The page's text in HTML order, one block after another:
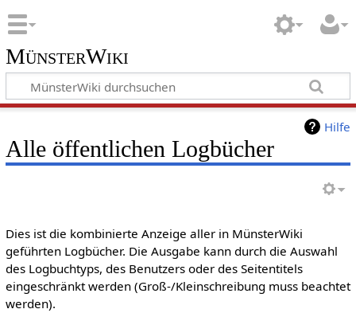
MünsterWiki
Hilfe
Alle öffentlichen Logbücher
Dies ist die kombinierte Anzeige aller in MünsterWiki
geführten Logbücher. Die Ausgabe kann durch die Auswahl
des Logbuchtyps, des Benutzers oder des Seitentitels
eingeschränkt werden (Groß-/Kleinschreibung muss beachtet
werden).